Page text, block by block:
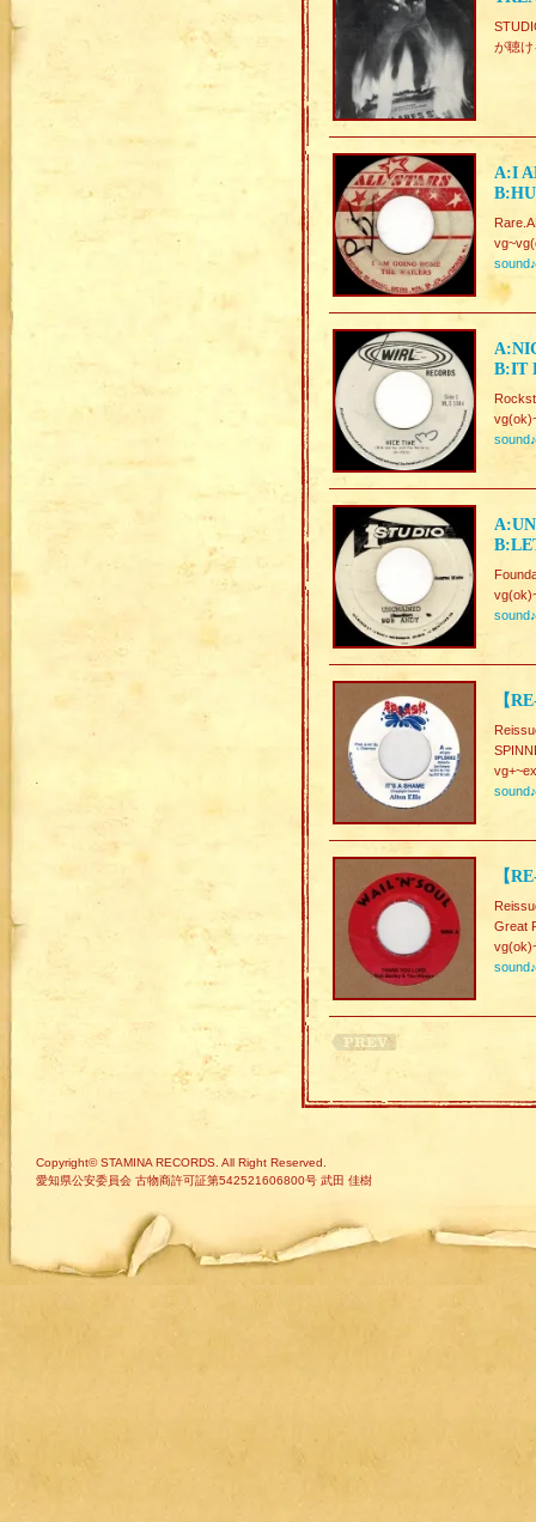
が聴
A:I
sound♪
B:IT
sound♪
sound♪
【
sound♪
【
Great
sound♪
Copyright© STAMINA RECORDS. All Right Reserved.
愛知県公安委員会 古物商許可証第542521606800号 武田 佳樹